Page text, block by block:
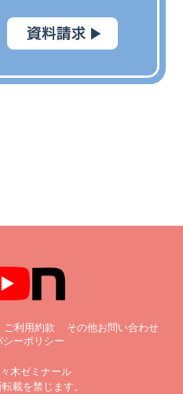
ご利用約款
その他お問い合わせ
シーポリシー
木ゼミナール
載を禁じます。